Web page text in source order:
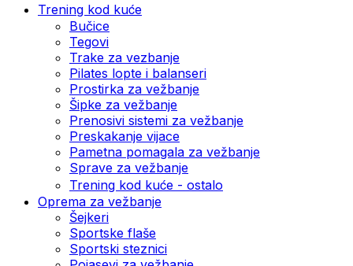
Trening kod kuće
Bučice
Tegovi
Trake za vezbanje
Pilates lopte i balanseri
Prostirka za vežbanje
Šipke za vežbanje
Prenosivi sistemi za vežbanje
Preskakanje vijace
Pametna pomagala za vežbanje
Sprave za vežbanje
Trening kod kuće - ostalo
Oprema za vežbanje
Šejkeri
Sportske flaše
Sportski steznici